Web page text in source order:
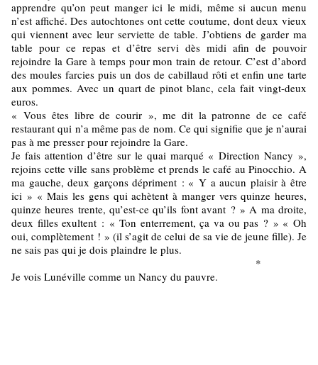
apprendre qu’on peut manger ici le midi, même si aucun menu
n’est affiché. Des autochtones ont cette coutume, dont deux vieux
qui viennent avec leur serviette de table. J’obtiens de garder ma
table pour ce repas et d’être servi dès midi afin de pouvoir
rejoindre la Gare à temps pour mon train de retour. C’est d’abord
des moules farcies puis un dos de cabillaud rôti et enfin une tarte
aux pommes. Avec un quart de pinot blanc, cela fait vingt-deux
euros.
« Vous êtes libre de courir », me dit la patronne de ce café
restaurant qui n’a même pas de nom. Ce qui signifie que je n’aurai
pas à me presser pour rejoindre la Gare.
Je fais attention d’être sur le quai marqué « Direction Nancy »,
rejoins cette ville sans problème et prends le café au Pinocchio. A
ma gauche, deux garçons dépriment : « Y a aucun plaisir à être
ici » « Mais les gens qui achètent à manger vers quinze heures,
quinze heures trente, qu’est-ce qu’ils font avant ? » A ma droite,
deux filles exultent : « Ton enterrement, ça va ou pas ? » « Oh
oui, complètement ! » (il s’agit de celui de sa vie de jeune fille). Je
ne sais pas qui je dois plaindre le plus.
*
Je vois Lunéville comme un Nancy du pauvre.